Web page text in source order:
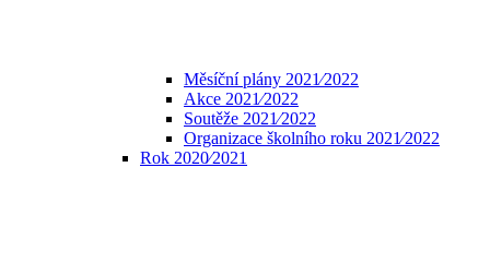
Měsíční plány 2021⁄2022
Akce 2021⁄2022
Soutěže 2021⁄2022
Organizace školního roku 2021⁄2022
Rok 2020⁄2021